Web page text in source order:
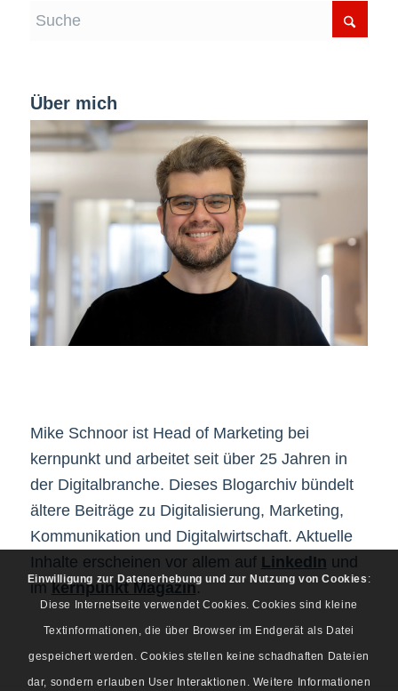
Über mich
Mike Schnoor ist Head of Marketing bei
kernpunkt und arbeitet seit über 25 Jahren in
der Digitalbranche. Dieses Blogarchiv bündelt
ältere Beiträge zu Digitalisierung, Marketing,
Kommunikation und Digitalwirtschaft. Aktuelle
Inhalte erscheinen vor allem auf LinkedIn und
imkernpunkt Magazin.
Einwilligung zur Datenerhebung und zur Nutzung von Cookies :
Diese Internetseite verwendet Cookies. Cookies sind kleine
Textinformationen, die über Browser im Endgerät als Datei
gespeichert werden. Cookies stellen keine schadhaften Dateien
dar, sondern erlauben User Interaktionen. Weitere Informationen